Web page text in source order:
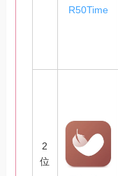
R50Time
2
位